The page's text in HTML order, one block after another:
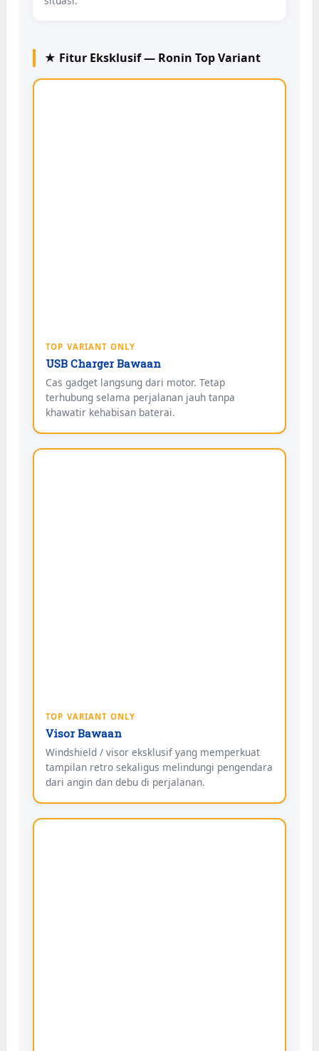
★ Fitur Eksklusif — Ronin Top Variant
TOP VARIANT ONLY
USB Charger Bawaan
Cas gadget langsung dari motor. Tetap
terhubung selama perjalanan jauh tanpa
khawatir kehabisan baterai.
TOP VARIANT ONLY
Visor Bawaan
Windshield / visor eksklusif yang memperkuat
tampilan retro sekaligus melindungi pengendara
dari angin dan debu di perjalanan.